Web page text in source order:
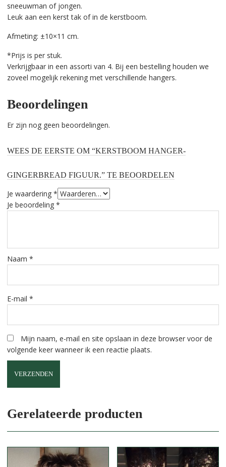
sneeuwman of jongen.
Leuk aan een kerst tak of in de kerstboom.
Afmeting: ±10×11 cm.
*Prijs is per stuk.
Verkrijgbaar in een assorti van 4. Bij een bestelling houden we
zoveel mogelijk rekening met verschillende hangers.
Beoordelingen
Er zijn nog geen beoordelingen.
WEES DE EERSTE OM “KERSTBOOM HANGER-
GINGERBREAD FIGUUR.” TE BEOORDELEN
Je waardering *
Je beoordeling *
Naam *
E-mail *
Mijn naam, e-mail en site opslaan in deze browser voor de
volgende keer wanneer ik een reactie plaats.
l
t
e
Gerelateerde producten